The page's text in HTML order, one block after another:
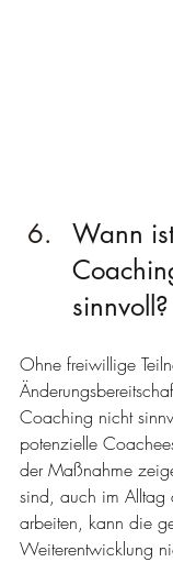
Wann
sinnvoll?
Ohne freiwillige
Coaching nicht
potenzielle
der Maßnahme
sind, auch im Alltag
arbeiten, kann die
Weiterentwicklung